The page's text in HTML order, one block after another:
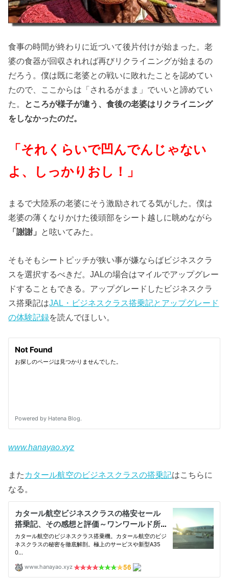
食事の時間が終わりに近づいて後片付けが始まった。老
婆の食器が回収されれば再びリクライニングが始まるの
だろう。僕は既に老婆との戦いに敗れたことを認めてい
たので、ここからは「されるがまま」でいいと諦めてい
た。
ところが様子が違う、食後の老婆はリクライニング
をしなかったのだ。
「それくらいで凹んでんじゃない
よ、しっかりおし！」
まるで大陸系の老婆にそう激励されてる気がした。僕は
老婆の薄くなりかけた後頭部をシート越しに眺めながら
「謝謝」 と呟いてみた。
そもそもシートピッチが狭い事が嫌ならばビジネスクラ
スを選択するべきだ。JALの場合はマイルでアップグレー
ドすることもできる。アップグレードしたビジネスクラ
ス搭乗記はJAL・ビジネスクラス搭乗記とアップグレード
の体験記録を読んでほしい。
www.hanayao.xyz
また カタール航空のビジネスクラスの搭乗記はこちらに
なる。